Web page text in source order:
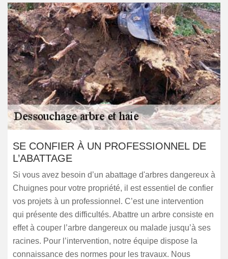
SE CONFIER À UN PROFESSIONNEL DE
L’ABATTAGE
Si vous avez besoin d’un abattage d'arbres dangereux à
Chuignes pour votre propriété, il est essentiel de confier
vos projets à un professionnel. C’est une intervention
qui présente des difficultés. Abattre un arbre consiste en
effet à couper l’arbre dangereux ou malade jusqu’à ses
racines. Pour l’intervention, notre équipe dispose la
connaissance des normes pour les travaux. Nous